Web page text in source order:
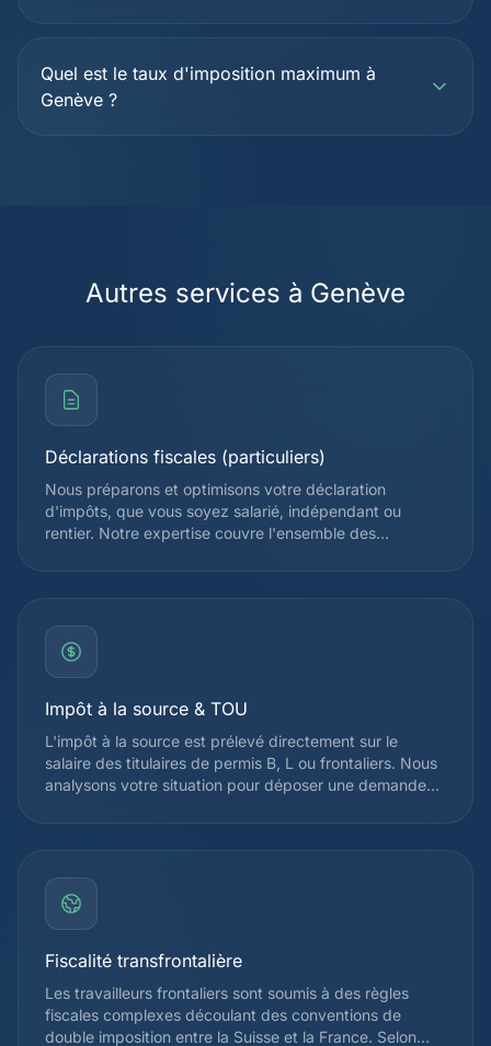
Quel est le taux d'imposition maximum à
Genève ?
Autres services à Genève
Déclarations fiscales (particuliers)
Nous préparons et optimisons votre déclaration
d'impôts, que vous soyez salarié, indépendant ou
rentier. Notre expertise couvre l'ensemble des
cantonale et fédérale, afin de réduire légalement votre
charge fiscale. Chaque déclaration est vérifiée par un
Impôt à la source & TOU
L'impôt à la source est prélevé directement sur le
salaire des titulaires de permis B, L ou frontaliers. Nous
analysons votre situation pour déposer une demande
est avantageuse, ce qui permet souvent de récupérer
plusieurs milliers de francs. Depuis 2021, la révision de
nombreux contribuables.
Fiscalité transfrontalière
Les travailleurs frontaliers sont soumis à des règles
fiscales complexes découlant des conventions de
double imposition entre la Suisse et la France. Selon